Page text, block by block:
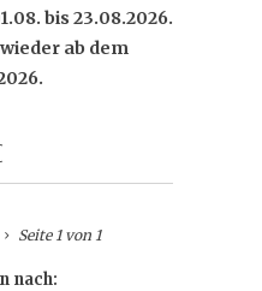
bis 23.08.2026.
ab dem
Seite 1 von 1
nach: